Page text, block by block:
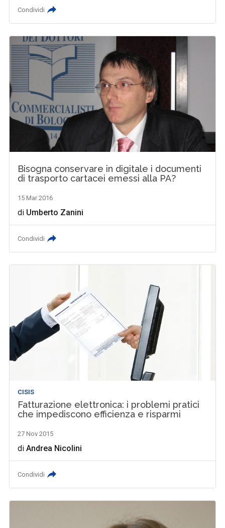
Condividi
Bisogna conservare in digitale i documenti
di trasporto cartacei emessi alla PA?
15 Mar 2016
di Umberto Zanini
Condividi
CISIS
Fatturazione elettronica: i problemi pratici
che impediscono efficienza e risparmi
27 Nov 2015
diAndrea Nicolini
Condividi